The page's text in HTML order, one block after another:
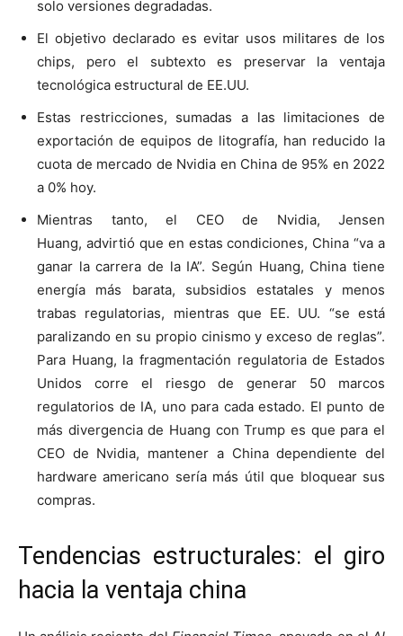
solo versiones degradadas.
El objetivo declarado es evitar usos militares de los
chips, pero el subtexto es preservar la ventaja
tecnológica estructural de EE.UU.
Estas restricciones, sumadas a las limitaciones de
exportación de equipos de litografía, han reducido la
cuota de mercado de Nvidia en China de 95% en 2022
a 0% hoy.
Mientras tanto, el CEO de Nvidia, Jensen
Huang, advirtió que en estas condiciones, China “va a
ganar la carrera de la IA”. Según Huang, China tiene
energía más barata, subsidios estatales y menos
trabas regulatorias, mientras que EE. UU. “se está
paralizando en su propio cinismo y exceso de reglas”.
Para Huang, la fragmentación regulatoria de Estados
Unidos corre el riesgo de generar 50 marcos
regulatorios de IA, uno para cada estado. El punto de
más divergencia de Huang con Trump es que para el
CEO de Nvidia, mantener a China dependiente del
hardware americano sería más útil que bloquear sus
compras.
Tendencias estructurales: el giro
hacia la ventaja china